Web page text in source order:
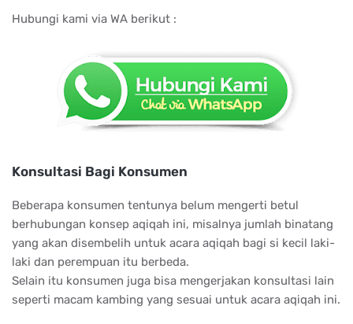
Hubungi kami via WA berikut :
Konsultasi Bagi Konsumen
Beberapa konsumen tentunya belum mengerti betul
berhubungan konsep aqiqah ini, misalnya jumlah binatang
yang akan disembelih untuk acara aqiqah bagi si kecil laki-
laki dan perempuan itu berbeda.
Selain itu konsumen juga bisa mengerjakan konsultasi lain
seperti macam kambing yang sesuai untuk acara aqiqah ini.